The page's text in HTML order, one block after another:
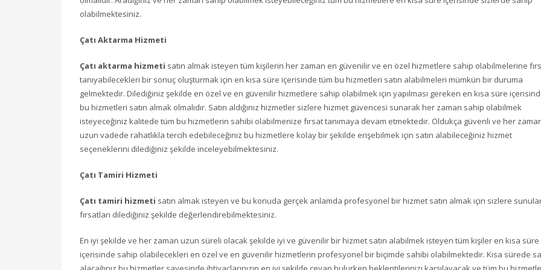
olabilmektesiniz.
Çatı Aktarma Hizmeti
Çatı aktarma hizmeti satın almak isteyen tüm kişilerin her zaman en güvenilir ve en özel hizmetlere sahip olabilmelerine
tanıyabilecekleri bir sonuç oluşturmak için en kısa süre içerisinde tüm bu hizmetleri satın alabilmeleri mümkün bir duruma
gelmektedir. Dilediğiniz şekilde en özel ve en güvenilir hizmetlere sahip olabilmek için yapılması gereken en kısa süre
bu hizmetleri satın almak olmalıdır. Satın aldığınız hizmetler sizlere hizmet güvencesi sunarak her zaman sahip olabilmek
isteyeceğiniz kalitede tüm bu hizmetlerin sahibi olabilmenize fırsat tanımaya devam etmektedir. Oldukça güvenli ve her
uzun vadede rahatlıkla tercih edebileceğiniz bu hizmetlere kolay bir şekilde erişebilmek için satın alabileceğiniz hizmet
seçeneklerini dilediğiniz şekilde inceleyebilmektesiniz.
Çatı Tamiri Hizmeti
Çatı tamiri hizmeti satın almak isteyen ve bu konuda gerçek anlamda profesyonel bir hizmet satın almak için sizlere
fırsatları dilediğiniz şekilde değerlendirebilmektesiniz.
En iyi şekilde ve her zaman uzun süreli olacak şekilde iyi ve güvenilir bir hizmet satın alabilmek isteyen tüm kişiler en kısa süre
içerisinde sahip olabilecekleri en özel ve en güvenilir hizmetlerin profesyonel bir biçimde sahibi olabilmektedir. Kısa sürede